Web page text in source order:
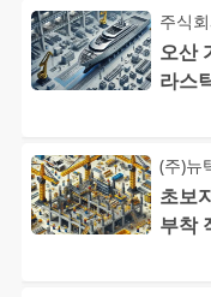
주식
오산
라스
(주)뉴
초보
부착